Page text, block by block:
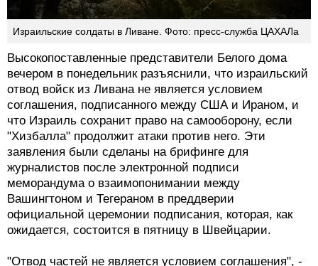
Израильские солдаты в Ливане. Фото: пресс-служба ЦАХАЛа
Высокопоставленные представители Белого дома
вечером в понедельник разъяснили, что израильский
отвод войск из Ливана не является условием
соглашения, подписанного между США и Ираном, и
что Израиль сохранит право на самооборону, если
"Хизбалла" продолжит атаки против него. Эти
заявления были сделаны на брифинге для
журналистов после электронной подписи
меморандума о взаимопонимании между
Вашингтоном и Тегераном в преддверии
официальной церемонии подписания, которая, как
ожидается, состоится в пятницу в Швейцарии.
"Отвод частей не является условием соглашения", -